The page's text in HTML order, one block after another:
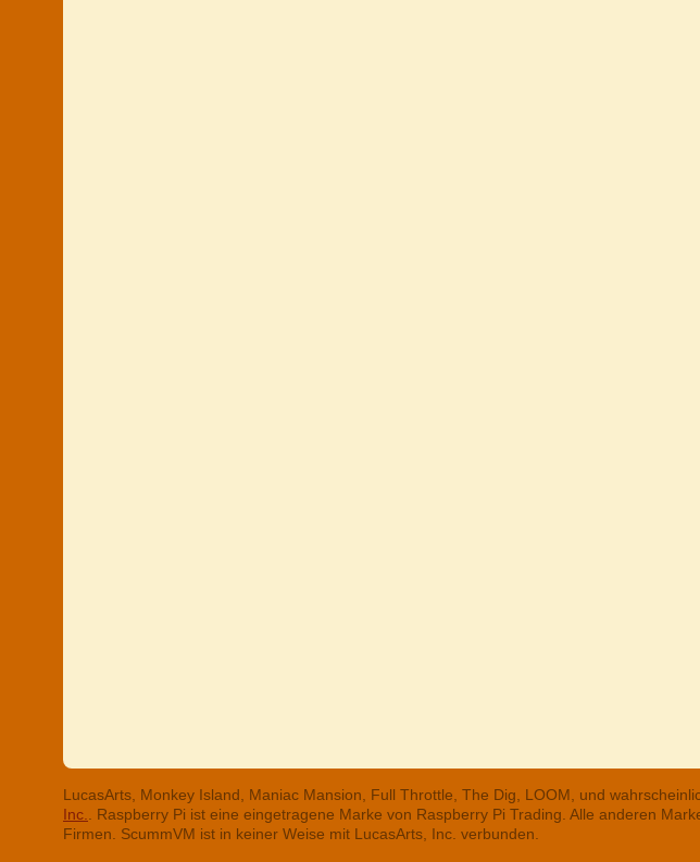
LucasArts, Monkey Island, Maniac Mansion, Full Throttle, The Dig, LOOM, und
Inc.
. Raspberry Pi ist eine eingetragene Marke von Raspberry Pi Trading. Alle anderen
Firmen. ScummVM ist in keiner Weise mit LucasArts, Inc. verbunden.